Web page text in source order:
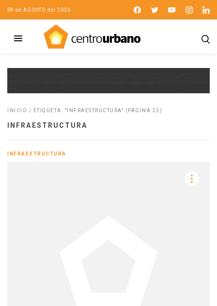
09 de AGOSTO del 2026
INICIO / ETIQUETA: "INFRAESTRUCTURA" (PÁGINA 22)
INFRAESTRUCTURA
INFRAESTRUCTURA